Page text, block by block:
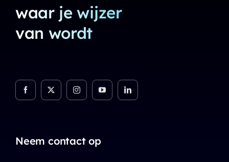
waar je wijzer
van wordt
Neem contact op